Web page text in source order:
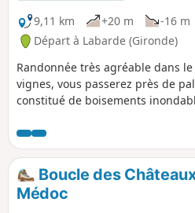
9,11 km
+20 m -16 m
Départ à Labarde (Gironde)
Randonnée très agréable dans
vignes, vous passerez près de
constitué de boisements
aulnes glutineux, frênes,
avec présence en sous-étage de
épine noire.La flore est constituée
des marais.
Boucle des
Médoc